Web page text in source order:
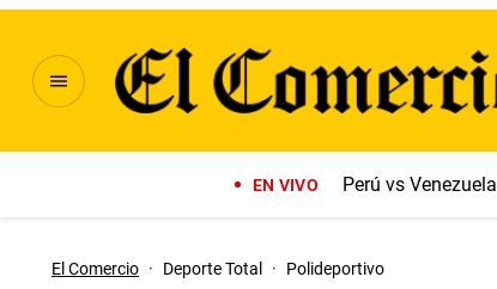
EN VIVO Perú vs Venezuela
El Comercio · Deporte Total · Polideportivo